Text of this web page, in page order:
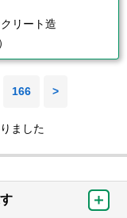
リート造
166 >
ました